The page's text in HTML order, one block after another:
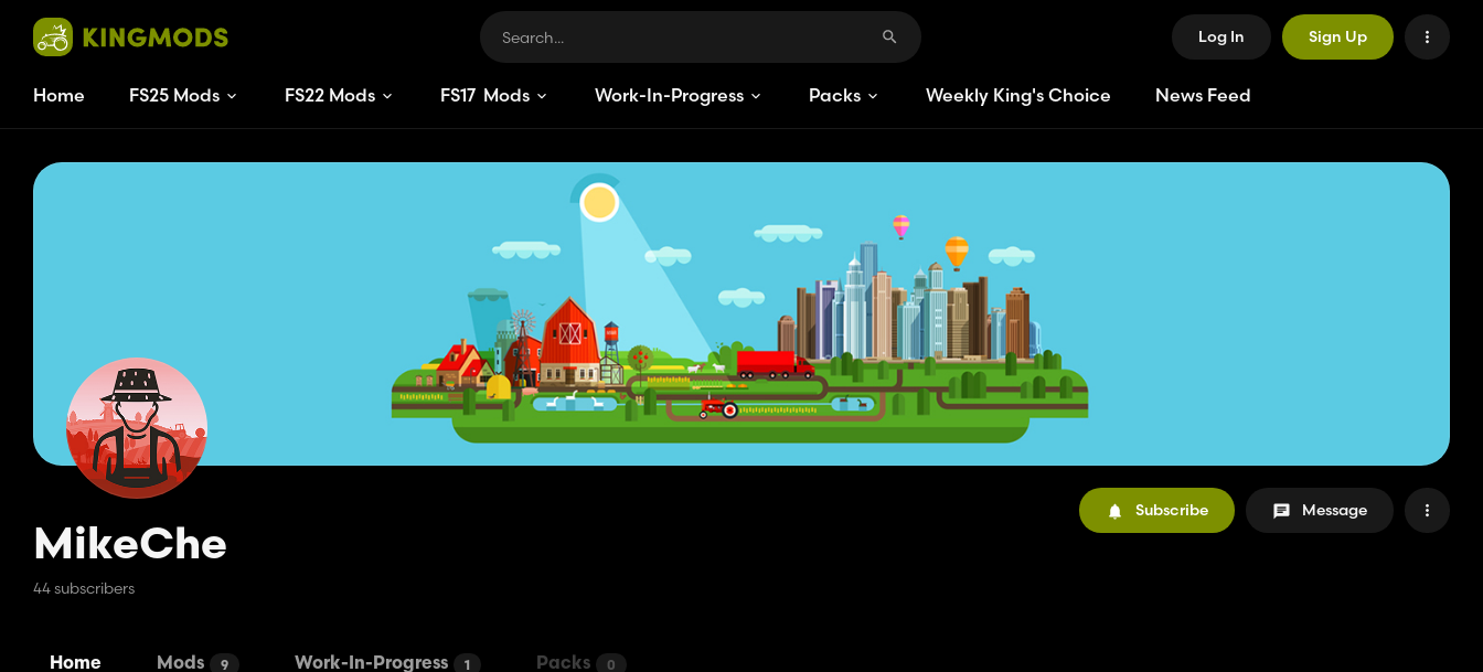
Log In Sign Up
Home FS25 Mods FS22 Mods FS17 Mods Work-In-Progress Packs Weekly King's Choice News Feed
MikeChe
44 subscribers
Subscribe Message
Home Mods 9 Work-In-Progress 1 Packs 0